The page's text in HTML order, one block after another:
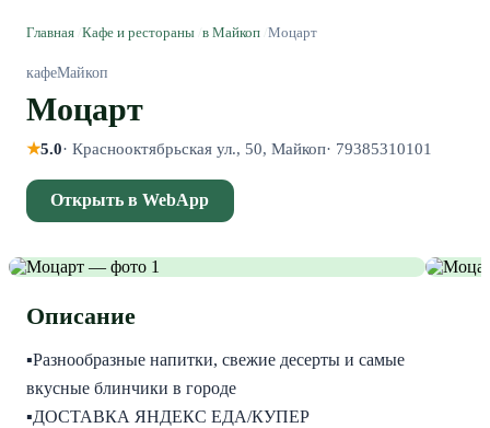
Главная Кафе и рестораны в Майкоп Моцарт
кафеМайкоп
Моцарт
★5.0· Краснооктябрьская ул., 50, Майкоп· 79385310101
Открыть в WebApp
Описание
▪️Разнообразные напитки, свежие десерты и самые
вкусные блинчики в городе
▪️ДОСТАВКА ЯНДЕКС ЕДА/КУПЕР